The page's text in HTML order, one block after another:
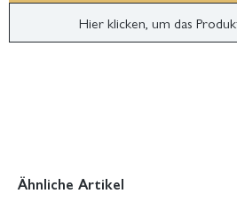
Hier klicken, um das
Ähnliche Artikel